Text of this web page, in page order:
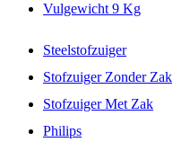
Vulgewicht 9 Kg
Steelstofzuiger
Stofzuiger Zonder Zak
Stofzuiger Met Zak
Philips